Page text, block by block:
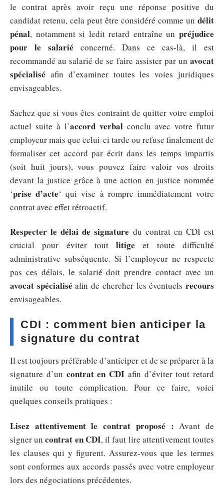
le contrat après avoir reçu une réponse positive du
candidat retenu, cela peut être considéré comme un délit
pénal, notamment si ledit retard entraîne un préjudice
pour le salarié concerné. Dans ce cas-là, il est
recommandé au salarié de se faire assister par un avocat
spécialisé afin d’examiner toutes les voies juridiques
envisageables.
Sachez que si vous êtes contraint de quitter votre emploi
actuel suite à l’accord verbal conclu avec votre futur
employeur mais que celui-ci tarde ou refuse finalement de
formaliser cet accord par écrit dans les temps impartis
(soit huit jours), vous pouvez faire valoir vos droits
devant la justice grâce à une action en justice nommée
‘prise d’acte‘ qui vise à rompre immédiatement votre
contrat avec effet rétroactif.
Respecter le délai de signature du contrat en CDI est
crucial pour éviter toutlitige et toute difficulté
administrative subséquente. Si l’employeur ne respecte
pas ces délais, le salarié doit prendre contact avec un
avocat spécialisé afin de chercher les éventuelsrecours
envisageables.
CDI : comment bien anticiper la
signature du contrat
Il est toujours préférable d’anticiper et de se préparer à la
signature d’un contrat en CDI afin d’éviter tout retard
inutile ou toute complication. Pour ce faire, voici
quelques conseils pratiques :
Lisez attentivement le contrat proposé : Avant de
signer uncontrat en CDI, il faut lire attentivement toutes
les clauses qui y figurent. Assurez-vous que les termes
sont conformes aux accords passés avec votre employeur
lors des négociations précédentes.